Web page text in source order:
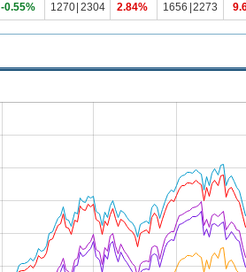
-0.55% 1270 2304 2.84% 1656 2273